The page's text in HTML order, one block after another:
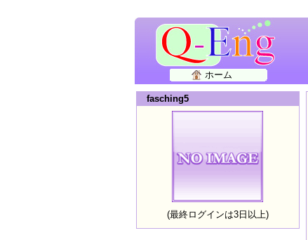
ホーム
fasching5
(最終ログインは3日以上)